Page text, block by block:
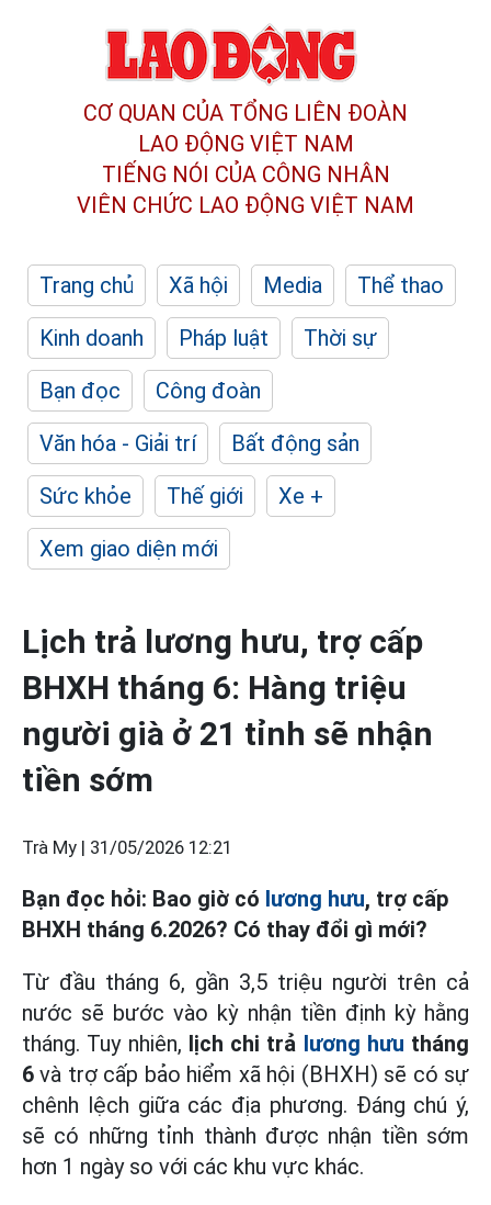
CƠ QUAN CỦA TỔNG LIÊN ĐOÀN
LAO ĐỘNG VIỆT NAM
TIẾNG NÓI CỦA CÔNG NHÂN
VIÊN CHỨC LAO ĐỘNG VIỆT NAM
Trang chủ Xã hội Media
Thể thao
Kinh doanh
Pháp luật
Thời sự
Bạn đọc
Công đoàn
Văn hóa - Giải trí
Bất động sản
Sức khỏe
Thế giới
Xe +
Xem giao diện mới
Lịch trả lương hưu, trợ cấp
BHXH tháng 6: Hàng triệu
người già ở 21 tỉnh sẽ nhận
tiền sớm
Trà My | 31/05/2026 12:21
Bạn đọc hỏi: Bao giờ có lương hưu, trợ cấp
BHXH tháng 6.2026? Có thay đổi gì mới?
Từ đầu tháng 6, gần 3,5 triệu người trên cả
nước sẽ bước vào kỳ nhận tiền định kỳ hằng
tháng. Tuy nhiên, lịch chi trả lương hưu tháng
6 và trợ cấp bảo hiểm xã hội (BHXH) sẽ có sự
chênh lệch giữa các địa phương. Đáng chú ý,
sẽ có những tỉnh thành được nhận tiền sớm
hơn 1 ngày so với các khu vực khác.